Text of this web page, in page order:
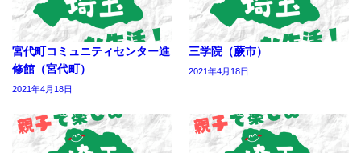
宮代町コミュニティセンター進
修館（宮代町）
2021年4月18日
三学院（蕨市）
2021年4月18日